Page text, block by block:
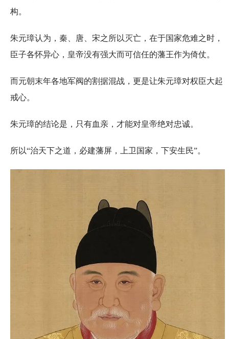
构。
朱元璋认为，秦、唐、宋之所以灭亡，在于国家危难之时，
臣子各怀异心，皇帝没有强大而可信任的藩王作为倚仗。
而元朝末年各地军阀的割据混战，更是让朱元璋对权臣大起
戒心。
朱元璋的结论是，只有血亲，才能对皇帝绝对忠诚。
所以“治天下之道，必建藩屏，上卫国家，下安生民”。